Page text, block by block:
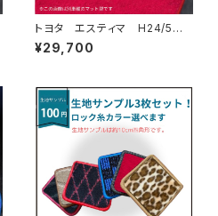
トヨタ エスティマ H24/5〜R
1/10（後期） 50系 フロアマッ
ト一式 カーマット ハイグレー
¥29,700